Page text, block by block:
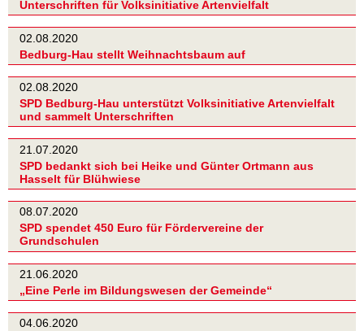
Unterschriften für Volksinitiative Artenvielfalt
02.08.2020
Bedburg-Hau stellt Weihnachtsbaum auf
02.08.2020
SPD Bedburg-Hau unterstützt Volksinitiative Artenvielfalt
und sammelt Unterschriften
21.07.2020
SPD bedankt sich bei Heike und Günter Ortmann aus
Hasselt für Blühwiese
08.07.2020
SPD spendet 450 Euro für Fördervereine der
Grundschulen
21.06.2020
„Eine Perle im Bildungswesen der Gemeinde“
04.06.2020